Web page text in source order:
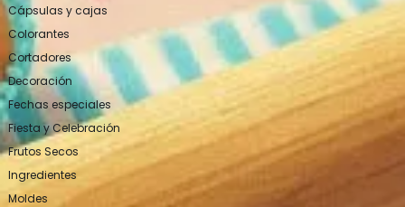
Cápsulas y cajas
Colorantes
Cortadores
Decoración
Fechas especiales
Fiesta y Celebración
Frutos Secos
Ingredientes
Moldes